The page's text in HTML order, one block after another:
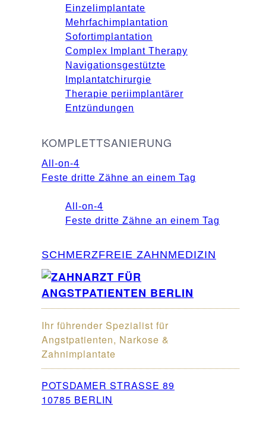
Einzelimplantate
Mehrfachimplantation
Sofortimplantation
Complex Implant Therapy
Navigationsgestützte
Implantatchirurgie
Therapie periimplantärer
Entzündungen
KOMPLETTSANIERUNG
All-on-4
Feste dritte Zähne an einem Tag
All-on-4
Feste dritte Zähne an einem Tag
SCHMERZFREIE ZAHNMEDIZIN
Ihr führender Spezialist für
Angstpatienten, Narkose &
Zahnimplantate
POTSDAMER STRASSE 89
10785 BERLIN